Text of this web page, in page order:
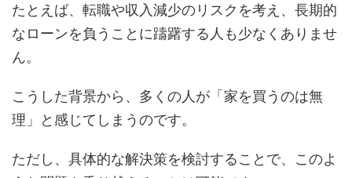
たとえば、転職や収入減少のリスクを考え、長期的
なローンを負うことに躊躇する人も少なくありませ
ん。
こうした背景から、多くの人が「家を買うのは無
理」と感じてしまうのです。
ただし、具体的な解決策を検討することで、このよ